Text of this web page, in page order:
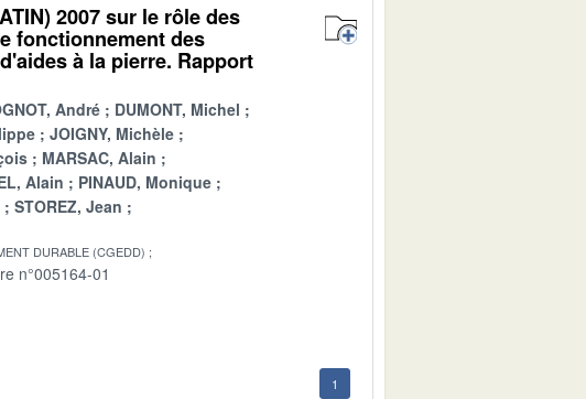
2007 sur le rôle des
fonctionnement des
à la pierre. Rapport
André
DUMONT, Michel
JOIGNY, Michèle
MARSAC, Alain
Alain
PINAUD, Monique
STOREZ, Jean
DURABLE (CGEDD)
n°005164-01
1